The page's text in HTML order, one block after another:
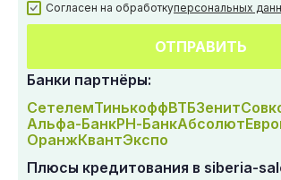
Согласен на обработкуперсональных
ОТПРАВИТЬ
Банки партнёры:
СетелемТинькоффВТБЗенит
Альфа-БанкРН-БанкАбсолют
ОранжКвантЭкспо
Плюсы кредитования в siberia-